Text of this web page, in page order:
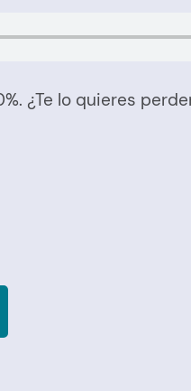
¿Te lo quieres